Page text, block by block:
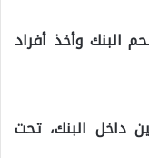
البنك وأخذ أفراد
داخل البنك، تحت